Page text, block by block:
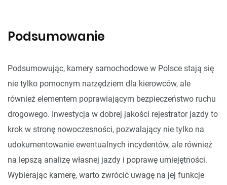
Podsumowanie
Podsumowując, kamery samochodowe w Polsce stają się
nie tylko pomocnym narzędziem dla kierowców, ale
również elementem poprawiającym bezpieczeństwo ruchu
drogowego. Inwestycja w dobrej jakości rejestrator jazdy to
krok w stronę nowoczesności, pozwalający nie tylko na
udokumentowanie ewentualnych incydentów, ale również
na lepszą analizę własnej jazdy i poprawę umiejętności.
Wybierając kamerę, warto zwrócić uwagę na jej funkcje